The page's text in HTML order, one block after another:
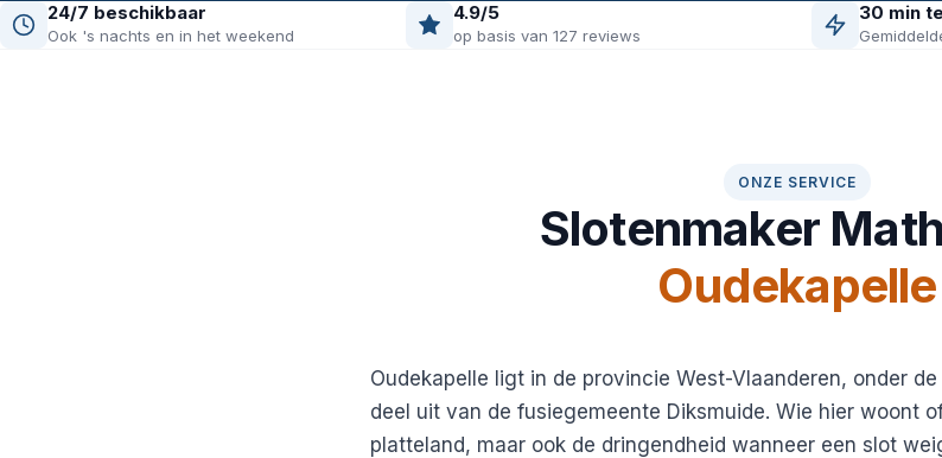
24/7 beschikbaar
Ook 's nachts en in het weekend
4.9/5
op basis van 127 reviews
30 min
ONZE SERVICE
Slotenmaker
Oudekapelle
Oudekapelle ligt in de provincie West-Vlaanderen, onder
deel uit van de fusiegemeente Diksmuide. Wie hier woont
platteland, maar ook de dringendheid wanneer een slot